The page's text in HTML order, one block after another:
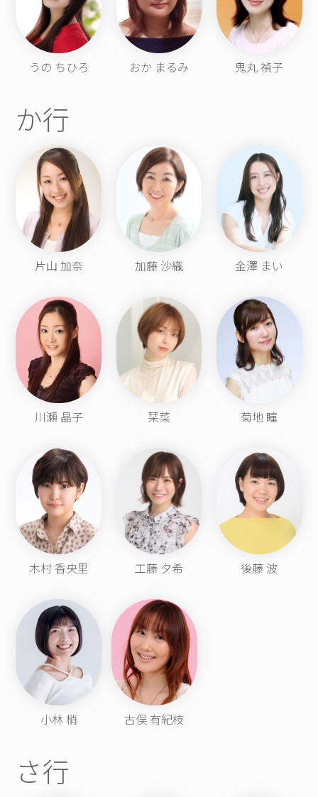
うの ちひろ おか まるみ 鬼丸 禎子
か行
片山 加奈 加藤 沙織 金澤 まい
川瀬 晶子 栞菜 菊地 瞳
木村 香央里 工藤 夕希 後藤 波
小林 梢 古俣 有紀枝
さ行